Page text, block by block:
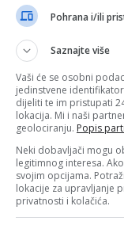
UROD KATASTROFALAN,
Užas: BiH uvozi čak i
da to nije ništa dobro -
Udruženja poljoprivrednika
DA JE VIŠE OVAKVIH
U ovom bh. gradu
U proizvode će ići roba iz
prerađivači to rade iz robe
truljenja i curenja, nego će
najbolje sa njive, odmah
BEZ IKAKVOG
Pohrana i/ili
Saznajte više
Vaši će se osobni
jedinstvene
dijeliti te im pristupati
lokacija. Mi i naši
geolociranju. Popis
Neki dobavljači mogu
legitimnog interesa.
svojim opcijama.
lokacije za upravljanje
privatnosti i kolačića.